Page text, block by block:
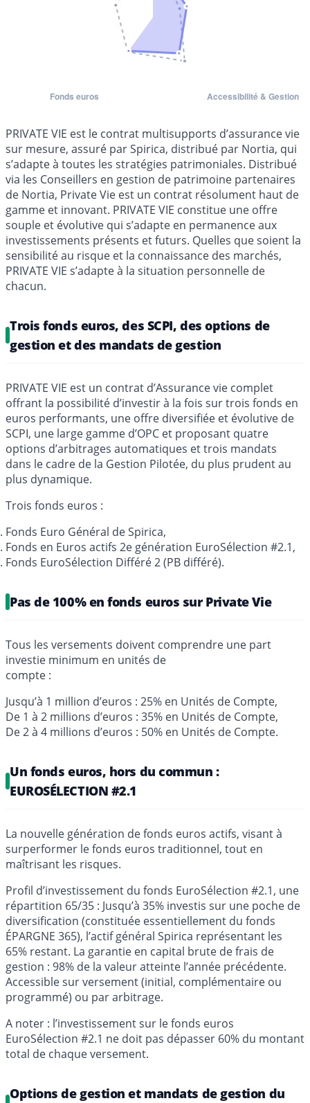
PRIVATE VIE est le contrat multisupports d’assurance vie
sur mesure, assuré par Spirica, distribué par Nortia, qui
s’adapte à toutes les stratégies patrimoniales. Distribué
via les Conseillers en gestion de patrimoine partenaires
de Nortia, Private Vie est un contrat résolument haut de
gamme et innovant. PRIVATE VIE constitue une offre
souple et évolutive qui s’adapte en permanence aux
investissements présents et futurs. Quelles que soient la
sensibilité au risque et la connaissance des marchés,
PRIVATE VIE s’adapte à la situation personnelle de
chacun.
Trois fonds euros, des SCPI, des options de
gestion et des mandats de gestion
PRIVATE VIE est un contrat d’Assurance vie complet
offrant la possibilité d’investir à la fois sur trois fonds en
euros performants, une offre diversifiée et évolutive de
SCPI, une large gamme d’OPC et proposant quatre
options d’arbitrages automatiques et trois mandats
dans le cadre de la Gestion Pilotée, du plus prudent au
plus dynamique.
Trois fonds euros :
Fonds Euro Général de Spirica,
Fonds en Euros actifs 2e génération EuroSélection #2.1,
Fonds EuroSélection Différé 2 (PB différé).
Pas de 100% en fonds euros sur Private Vie
Tous les versements doivent comprendre une part
investie minimum en unités de
compte :
Jusqu’à 1 million d’euros : 25% en Unités de Compte,
De 1 à 2 millions d’euros : 35% en Unités de Compte,
De 2 à 4 millions d’euros : 50% en Unités de Compte.
Un fonds euros, hors du commun :
EUROSÉLECTION #2.1
La nouvelle génération de fonds euros actifs, visant à
surperformer le fonds euros traditionnel, tout en
maîtrisant les risques.
Profil d’investissement du fonds EuroSélection #2.1, une
répartition 65/35 : Jusqu’à 35% investis sur une poche de
diversification (constituée essentiellement du fonds
ÉPARGNE 365), l’actif général Spirica représentant les
65% restant. La garantie en capital brute de frais de
gestion : 98% de la valeur atteinte l’année précédente.
Accessible sur versement (initial, complémentaire ou
programmé) ou par arbitrage.
A noter : l’investissement sur le fonds euros
EuroSélection #2.1 ne doit pas dépasser 60% du montant
total de chaque versement.
Options de gestion et mandats de gestion du